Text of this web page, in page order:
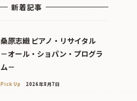
新着記事
桑原志織 ピアノ・リサイタル
－オール・ショパン・プログラ
ム－
Pick Up 2026年8月7日